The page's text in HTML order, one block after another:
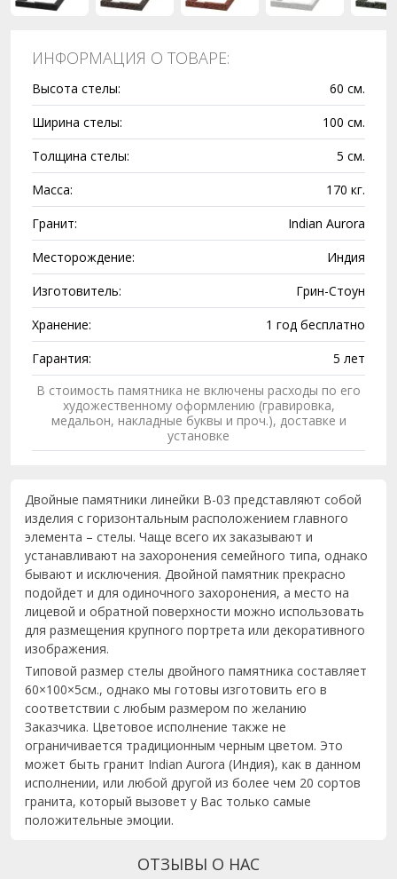
ИНФОРМАЦИЯ О ТОВАРЕ:
Высота стелы:
60 см.
Ширина стелы:
100 см.
Толщина стелы:
5 см.
Масса:
170 кг.
Гранит:
Indian Aurora
Месторождение:
Индия
Изготовитель:
Грин-Стоун
Хранение:
1 год бесплатно
Гарантия:
5 лет
В стоимость памятника не включены расходы по его
художественному оформлению (гравировка,
медальон, накладные буквы и проч.), доставке и
установке
Двойные памятники линейки B-03 представляют собой
изделия с горизонтальным расположением главного
элемента – стелы. Чаще всего их заказывают и
устанавливают на захоронения семейного типа, однако
бывают и исключения. Двойной памятник прекрасно
подойдет и для одиночного захоронения, а место на
лицевой и обратной поверхности можно использовать
для размещения крупного портрета или декоративного
изображения.
Типовой размер стелы двойного памятника составляет
60×100×5см., однако мы готовы изготовить его в
соответствии с любым размером по желанию
Заказчика. Цветовое исполнение также не
ограничивается традиционным черным цветом. Это
может быть гранит Indian Aurora (Индия), как в данном
исполнении, или любой другой из более чем 20 сортов
гранита, который вызовет у Вас только самые
положительные эмоции.
ОТЗЫВЫ О НАС